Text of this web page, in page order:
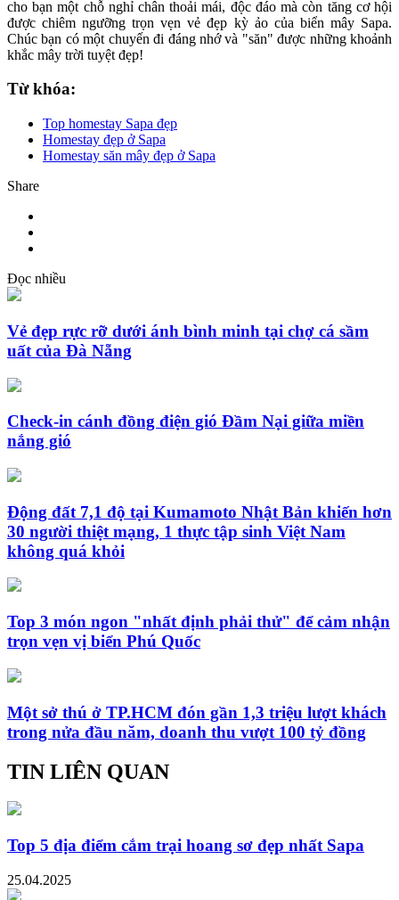
cho bạn một chỗ nghỉ chân thoải mái, độc đáo mà còn tăng cơ hội
được chiêm ngưỡng trọn vẹn vẻ đẹp kỳ ảo của biển mây Sapa.
Chúc bạn có một chuyến đi đáng nhớ và "săn" được những khoảnh
khắc mây trời tuyệt đẹp!
Từ khóa:
Top homestay Sapa đẹp
Homestay đẹp ở Sapa
Homestay săn mây đẹp ở Sapa
Share
Đọc nhiều
Vẻ đẹp rực rỡ dưới ánh bình minh tại chợ cá sầm
uất của Đà Nẵng
Check-in cánh đồng điện gió Đầm Nại giữa miền
nắng gió
Động đất 7,1 độ tại Kumamoto Nhật Bản khiến hơn
30 người thiệt mạng, 1 thực tập sinh Việt Nam
không quá khỏi
Top 3 món ngon "nhất định phải thử" để cảm nhận
trọn vẹn vị biển Phú Quốc
Một sở thú ở TP.HCM đón gần 1,3 triệu lượt khách
trong nửa đầu năm, doanh thu vượt 100 tỷ đồng
TIN LIÊN QUAN
Top 5 địa điểm cắm trại hoang sơ đẹp nhất Sapa
25.04.2025